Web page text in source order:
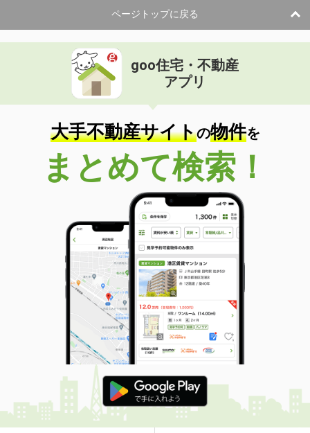
ページトップに戻る
goo住宅・不動産
アプリ
大手不動産サイトの物件を
まとめて検索！